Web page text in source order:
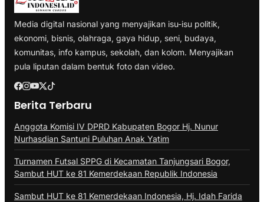
Media digital nasional yang menyajikan isu-isu politik,
ekonomi, bisnis, olahraga, gaya hidup, seni, budaya,
komunitas, info kampus, sekolah, dan kolom. Menyajikan
pula liputan dalam bentuk foto dan video.
Berita Terbaru
Anggota Komisi IV DPRD Kabupaten Bogor Hj. Nunur
Nurhasdian Santuni Puluhan Anak Yatim
Turnamen Futsal SPPG di Kecamatan Tanjungsari Bogor,
Sambut HUT ke 81 Kemerdekaan Republik Indonesia
Sambut HUT ke 81 Kemerdekaan Indonesia, Hj. Idah Farida